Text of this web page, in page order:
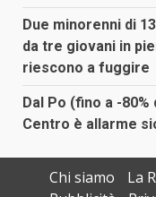
Due minorenni di
da tre giovani in
riescono a fuggire
Dal Po (fino a -
Centro è allarme
Chi siamo
La